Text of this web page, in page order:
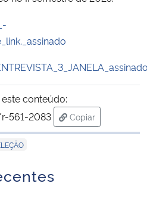
conteúdo:
561-2083
Copiar
para área de